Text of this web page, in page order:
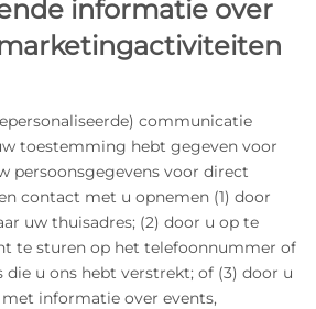
informatie over
communicatie
toestemming hebt gegeven voor
persoonsgegevens voor direct
contact met u opnemen (1) door
uw thuisadres; (2) door u op te
te sturen op het telefoonnummer of
u ons hebt verstrekt; of (3) door u
met informatie over events,